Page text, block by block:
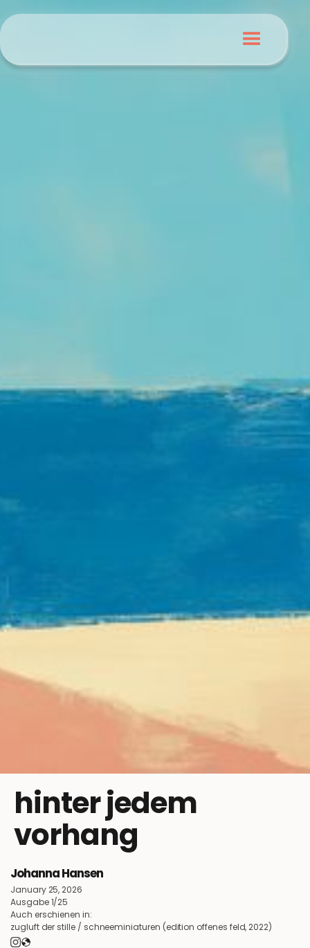
hinter jedem
vorhang
Johanna Hansen
January 25, 2026
Ausgabe 1/25
Auch erschienen in:
zugluft der stille / schneeminiaturen (edition offenes feld, 2022)